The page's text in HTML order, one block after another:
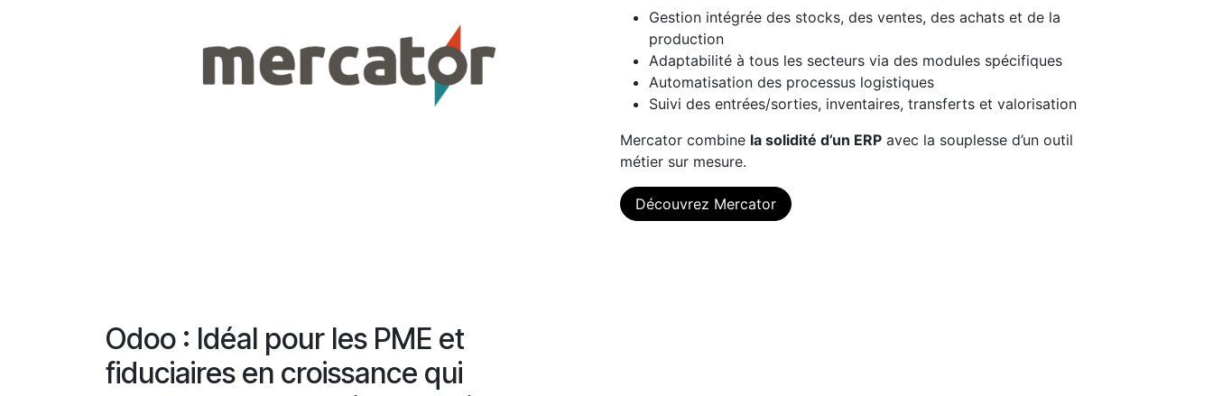
Gestion intégrée des stocks, des ventes, des achats et de la
production
Adaptabilité à tous les secteurs via des modules spécifiques
Automatisation des processus logistiques
Suivi des entrées/sorties, inventaires, transferts et valorisation
Mercator combine la solidité d’un ERP avec la souplesse d’un outil
métier sur mesure.
Découvrez Mercator
Odoo : Idéal pour les PME et
fiduciaires en croissance qui